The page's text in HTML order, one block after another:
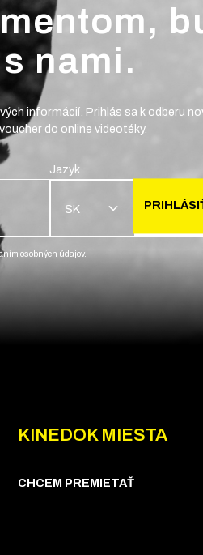
nami.
informácií. Prihlás sa k odberu
do online videotéky.
Jazyk
SK
osobných údajov.
KINEDOK MIESTA
CHCEM PREMIETAŤ